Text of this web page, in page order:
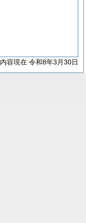
内容現在 令和8年3月30日